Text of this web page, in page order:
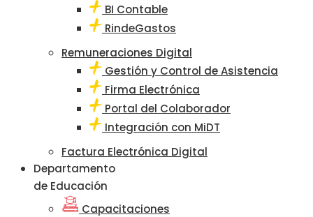
BI Contable
RindeGastos
Remuneraciones Digital
Gestión y Control de Asistencia
Firma Electrónica
Portal del Colaborador
Integración con MiDT
Factura Electrónica Digital
Departamento
de Educación
Capacitaciones